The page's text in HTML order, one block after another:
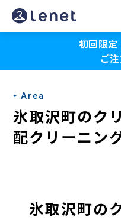
氷
取
町
の
ク
リ
初回限定
ご
Area
氷取沢町のク
配クリーニン
氷取沢町の